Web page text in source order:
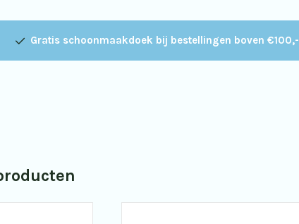
Gratis schoonmaakdoek bij bestellingen boven €100,-